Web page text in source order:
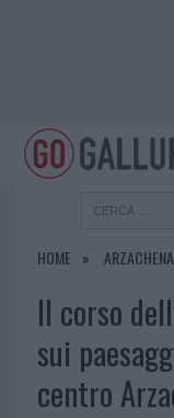
HOME ARZACHENA
Il corso
sui
centro